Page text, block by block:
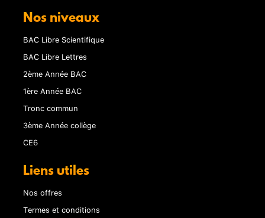
Nos niveaux
BAC Libre Scientifique
BAC Libre Lettres
2ème Année BAC
1ère Année BAC
Tronc commun
3ème Année collège
CE6
Liens utiles
Nos offres
Termes et conditions